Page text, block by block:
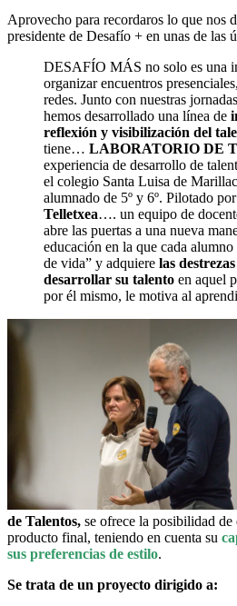
Aprovecho para recordaros lo que nos
presidente de Desafío + en unas de las
DESAFÍO MÁS no solo es una
organizar encuentros
redes. Junto con nuestras
hemos desarrollado una línea de
reflexión y visibilización del
tiene… LABORATORIO DE
experiencia de desarrollo de
el colegio Santa Luisa de
alumnado de 5º y 6º. Pilotado por
Telletxea…. un equipo de
abre las puertas a una nueva
educación en la que cada
de vida” y adquiere las
desarrollar su talento en aquel
por él mismo, le motiva al
de Talentos, se ofrece la posibilidad de
producto final, teniendo en cuenta su
sus preferencias de estilo.
Se trata de un proyecto dirigido a: